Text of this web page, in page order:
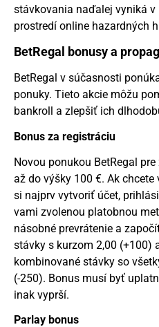
stávkovania naďalej vyniká
prostredí online hazardných
BetRegal bonusy a
BetRegal v súčasnosti
ponuky. Tieto akcie môžu
bankroll a zlepšiť ich
Bonus za registráciu
Novou ponukou BetRegal
až do výšky 100 €. Ak
si najprv vytvoriť účet,
vami zvolenou platobnou
násobné prevrátenie a
stávky s kurzom 2,00 (+100)
kombinované stávky so
(-250). Bonus musí byť
inak vyprší.
Parlay bonus